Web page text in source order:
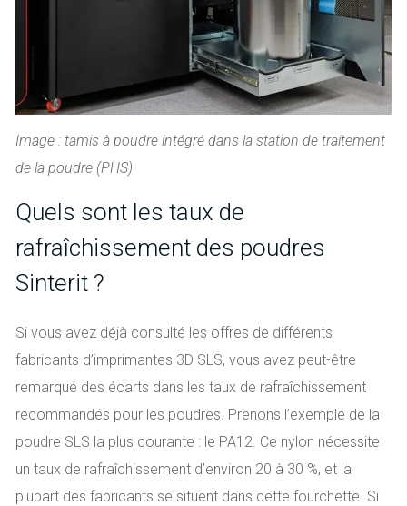
Image : tamis à poudre intégré dans la station de traitement
de la poudre (PHS)
Quels sont les taux de
rafraîchissement des poudres
Sinterit ?
Si vous avez déjà consulté les offres de différents
fabricants d’imprimantes 3D SLS, vous avez peut-être
remarqué des écarts dans les taux de rafraîchissement
recommandés pour les poudres. Prenons l’exemple de la
poudre SLS la plus courante : le PA12. Ce nylon nécessite
un taux de rafraîchissement d’environ 20 à 30 %, et la
plupart des fabricants se situent dans cette fourchette. Si